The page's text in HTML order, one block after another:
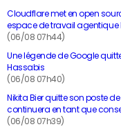
Cloudflare met en open
espace de travail agentique
(06/08 07h44)
Une légende de Google
Hassabis
(06/08 07h40)
Nikita Bier quitte son poste
continuera en tant que
(06/08 07h39)